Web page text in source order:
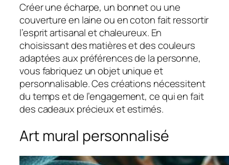
Créer une écharpe, un bonnet ou une
couverture en laine ou en coton fait ressortir
l’esprit artisanal et chaleureux. En
choisissant des matières et des couleurs
adaptées aux préférences de la personne,
vous fabriquez un objet unique et
personnalisable. Ces créations nécessitent
du temps et de l’engagement, ce qui en fait
des cadeaux précieux et estimés.
Art mural personnalisé